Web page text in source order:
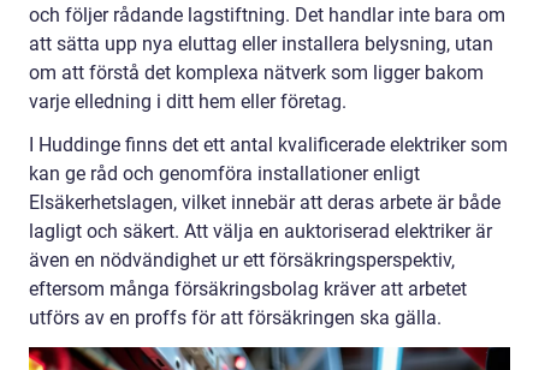
och följer rådande lagstiftning. Det handlar inte bara om
att sätta upp nya eluttag eller installera belysning, utan
om att förstå det komplexa nätverk som ligger bakom
varje elledning i ditt hem eller företag.
I Huddinge finns det ett antal kvalificerade elektriker som
kan ge råd och genomföra installationer enligt
Elsäkerhetslagen, vilket innebär att deras arbete är både
lagligt och säkert. Att välja en auktoriserad elektriker är
även en nödvändighet ur ett försäkringsperspektiv,
eftersom många försäkringsbolag kräver att arbetet
utförs av en proffs för att försäkringen ska gälla.